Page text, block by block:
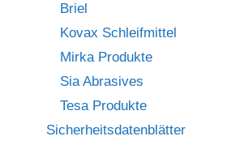
Briel
Kovax Schleifmittel
Mirka Produkte
Sia Abrasives
Tesa Produkte
Sicherheitsdatenblätter